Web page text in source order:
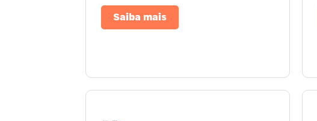
Saiba mais